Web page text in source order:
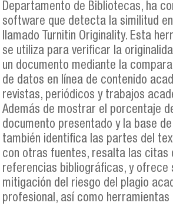
Departamento de Bibliotecas, ha
software que detecta la similitud
llamado Turnitin Originality. Esta
se utiliza para verificar la
un documento mediante la
de datos en línea de contenido
revistas, periódicos y trabajos
Además de mostrar el porcentaje
documento presentado y la base
también identifica las partes del
con otras fuentes, resalta las citas
referencias bibliográficas, y ofrece
mitigación del riesgo del plagio
profesional, así como herramientas